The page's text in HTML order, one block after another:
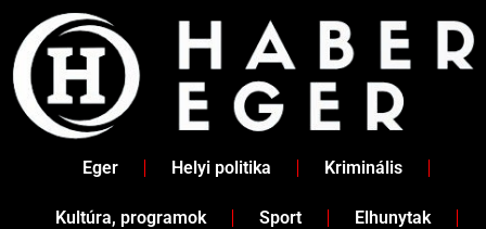
content
Eger Helyi politika Kriminális
Kultúra, programok Sport Elhunytak